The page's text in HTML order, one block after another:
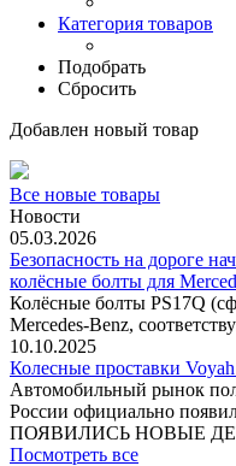
Категория товаров
Подобрать
Сбросить
Добавлен новый товар
Все новые товары
Новости
05.03.2026
Безопасность на дороге
колёсные болты для
Колёсные болты PS17Q
Mercedes‑Benz,
10.10.2025
Колесные проставки
Автомобильный рынок
России официально
ПОЯВИЛИСЬ НОВЫЕ
Посмотреть все